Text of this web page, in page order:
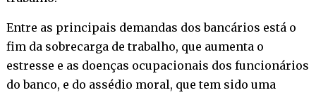
Entre as principais demandas dos bancários está o
fim da sobrecarga de trabalho, que aumenta o
estresse e as doenças ocupacionais dos funcionários
do banco, e do assédio moral, que tem sido uma